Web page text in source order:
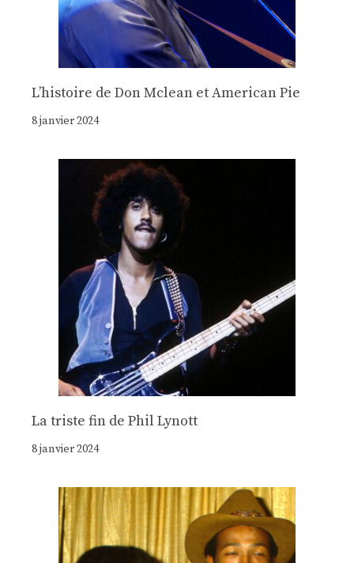
Lʼhistoire de Don Mclean et American Pie
8 janvier 2024
La triste fin de Phil Lynott
8 janvier 2024